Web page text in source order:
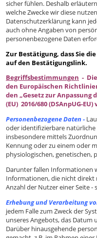
sicher fühlen. Deshalb
welche Zwecke wir diese
Datenschutzerklärung kann
auch ohne Angaben von
personenbezogene Daten
Zur Bestätigung, dass Sie
auf den Bestätigungslink.
Begriffsbestimmungen -
den Europäischen
den „Gesetz zur
(EU) 2016/680 (DSAnpUG-
Personenbezogene Daten -
oder identifizierbare natürliche
insbesondere mittels
Kennung oder zu einem oder
physiologischen, genetischen,
Darunter fallen Informationen
Informationen, die nicht direkt
Anzahl der Nutzer einer Seite
Erhebung und Verarbeitung
jedem Falle zum Zweck der
unseres Angebots, das Datum
Darüber hinausgehende